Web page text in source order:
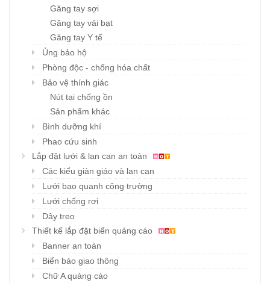
Găng tay sợi
Găng tay vải bạt
Găng tay Y tế
Ủng bảo hộ
Phòng độc - chống hóa chất
Bảo vệ thính giác
Nút tai chống ồn
Sản phẩm khác
Bình dưỡng khí
Phao cứu sinh
Lắp đặt lưới & lan can an toàn
Các kiểu giàn giáo và lan can
Lưới bao quanh công trường
Lưới chống rơi
Dây treo
Thiết kế lắp đặt biển quảng cáo
Banner an toàn
Biển báo giao thông
Chữ A quảng cáo